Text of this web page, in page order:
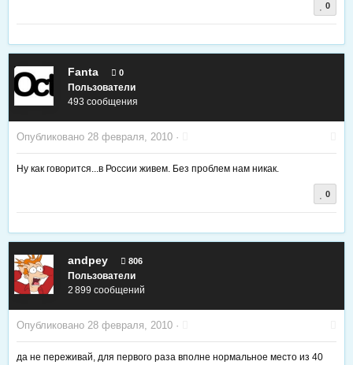
0
Fanta 0
Пользователи
493 сообщения
Опубликовано 28 февраля, 2010 ·
Ну как говорится...в России живем. Без проблем нам никак.
0
andpey 806
Пользователи
2 899 сообщений
Опубликовано 28 февраля, 2010 ·
да не переживай, для первого раза вполне нормальное место из 40